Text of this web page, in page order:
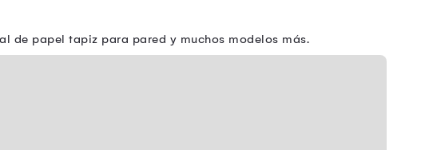
de papel tapiz para pared y muchos modelos más.